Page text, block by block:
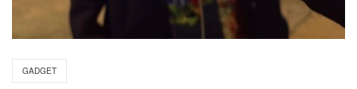
GADGET